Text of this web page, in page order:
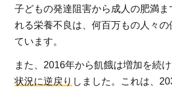
は？
3
飢
餓
が
子どもの発達阻害から成人の肥満ま
れる栄養不良は、何百万もの人々
ています。
また、2016年から飢餓は増加を続け
状況に逆戻り しました。これは、